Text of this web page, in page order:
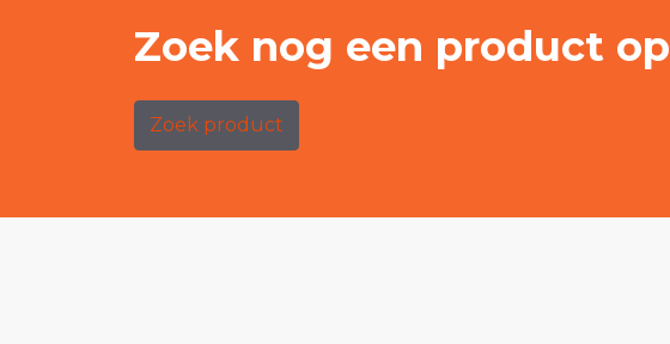
Zoek nog een product op
Zoek product